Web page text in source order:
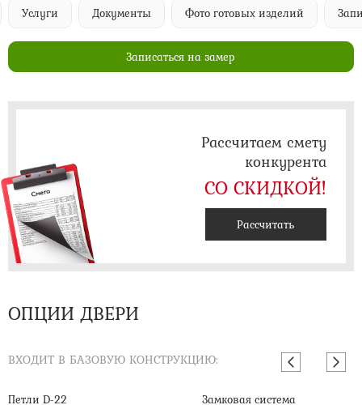
Услуги Документы Фото готовых изделий
Записаться на замер
Рассчитаем смету
конкурента
СО СКИДКОЙ!
Рассчитать
ОПЦИИ ДВЕРИ
ВХОДИТ В БАЗОВУЮ КОНСТРУКЦИЮ:
Петли D-22
Замковая система